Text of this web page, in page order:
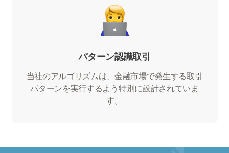
パターン認識取引
当社のアルゴリズムは、金融市場で発生する取引
パターンを実行するよう特別に設計されていま
す。